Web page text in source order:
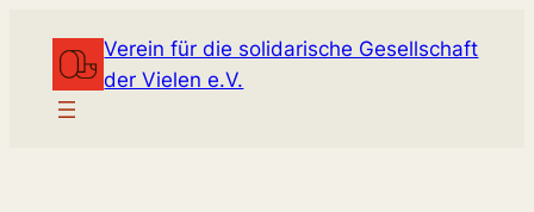
Inhalt
springen
Verein für die solidarische Gesellschaft
der Vielen e.V.